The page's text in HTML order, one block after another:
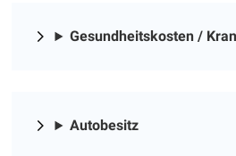
Gesundheitskosten /
Autobesitz